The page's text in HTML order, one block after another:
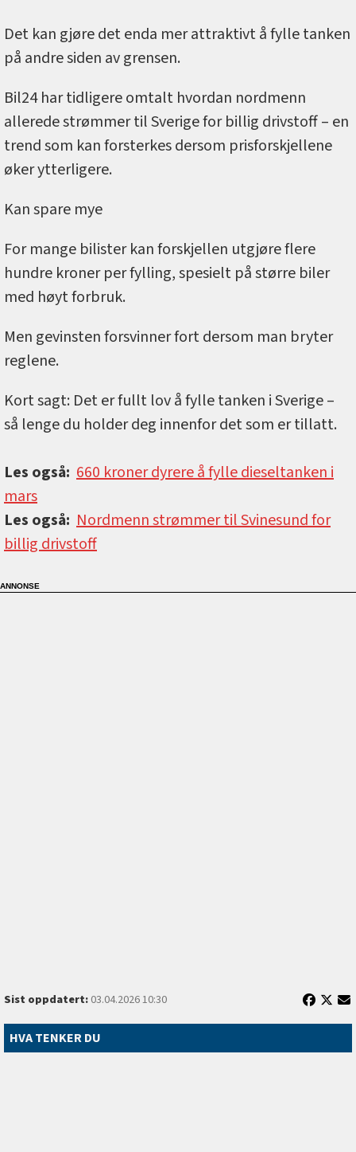
Det kan gjøre det enda mer attraktivt å fylle tanken
på andre siden av grensen.
Bil24 har tidligere omtalt hvordan nordmenn
allerede strømmer til Sverige for billig drivstoff – en
trend som kan forsterkes dersom prisforskjellene
øker ytterligere.
Kan spare mye
For mange bilister kan forskjellen utgjøre flere
hundre kroner per fylling, spesielt på større biler
med høyt forbruk.
Men gevinsten forsvinner fort dersom man bryter
reglene.
Kort sagt: Det er fullt lov å fylle tanken i Sverige –
så lenge du holder deg innenfor det som er tillatt.
Les også: 660 kroner dyrere å fylle dieseltanken i
mars
Les også: Nordmenn strømmer til Svinesund for
billig drivstoff
Sist oppdatert:03.04.2026 10:30
HVA TENKER DU